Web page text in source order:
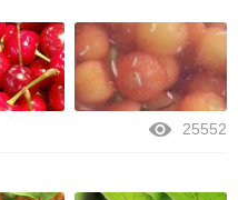
25552